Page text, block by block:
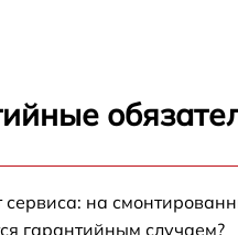
звуковой платы Ardor H314
сервиса: на
гарантийным случаем?